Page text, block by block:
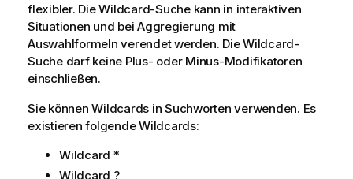
flexibler. Die Wildcard-Suche kann in interaktiven
Situationen und bei Aggregierung mit
Auswahlformeln verendet werden. Die Wildcard-
Suche darf keine Plus- oder Minus-Modifikatoren
einschließen.
Sie können Wildcards in Suchworten verwenden. Es
existieren folgende Wildcards:
Wildcard *
Wildcard ?